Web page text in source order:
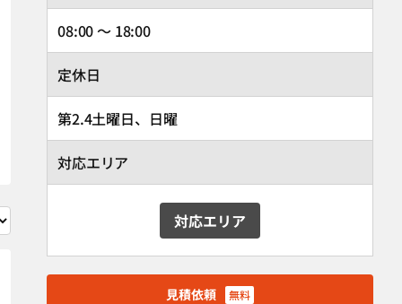
08:00 ～ 18:00
定休日
第2.4土曜日、日曜
対応エリア
対応エリア
見積依頼 無料